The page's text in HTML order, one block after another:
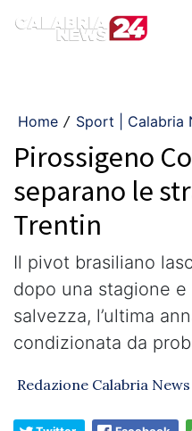
Home / Sport | Calabria
Pirossigeno
separano le
Trentin
Il pivot brasiliano
dopo una stagione
salvezza, l’ultima
condizionata da
Redazione Calabria